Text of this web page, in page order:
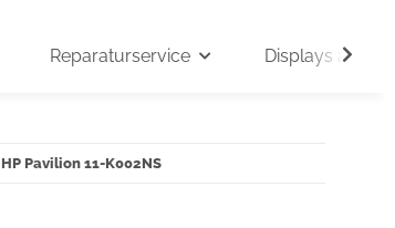
Reparaturservice Displays auf
Pavilion 11-K002NS